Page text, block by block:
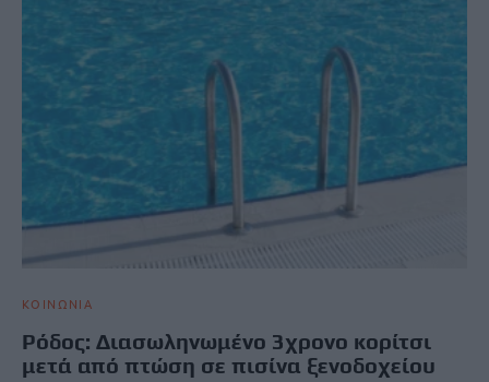
ΚΟΙΝΩΝΙΑ
Ρόδος: Διασωληνωμένο 3χρονο κορίτσι
μετά από πτώση σε πισίνα ξενοδοχείου